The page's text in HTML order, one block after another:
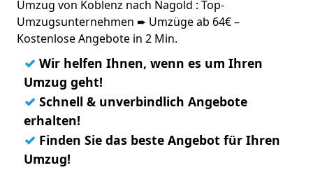
Umzug von Koblenz nach Nagold : Top-
Umzugsunternehmen ➨ Umzüge ab 64€ –
Kostenlose Angebote in 2 Min.
✓ Wir helfen Ihnen, wenn es um Ihren
Umzug geht!
✓ Schnell & unverbindlich Angebote
erhalten!
✓ Finden Sie das beste Angebot für Ihren
Umzug!